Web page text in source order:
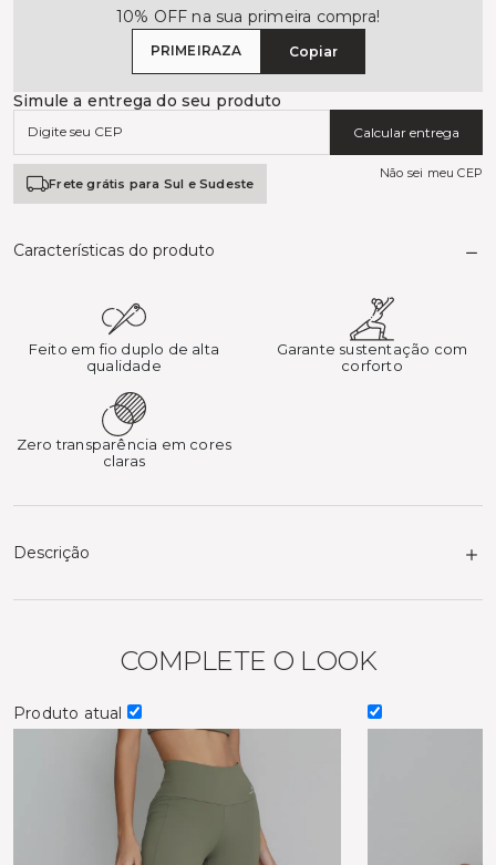
10% OFF na sua primeira compra!
PRIMEIRAZA Copiar
Simule a entrega do seu produto
Calcular entrega
Frete grátis para Sul e Sudeste
Não sei meu CEP
Características do produto
Feito em fio duplo de alta
qualidade
Garante sustentação com
corforto
Zero transparência em cores
claras
Descrição
COMPLETE O LOOK
Produto atual